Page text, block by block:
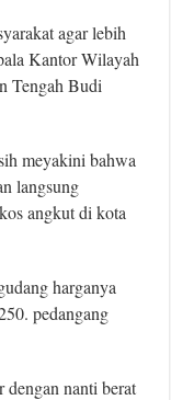
agar lebih
Kantor Wilayah
Tengah Budi
meyakini bahwa
langsung
angkut di kota
harganya
pedangang
dengan nanti berat